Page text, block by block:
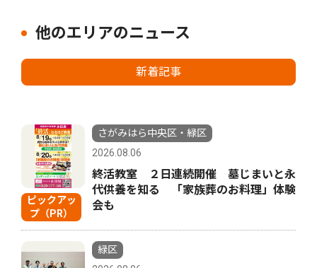
他のエリアのニュース
新着記事
ピックアッ
プ（PR）
さがみはら中央区・緑区
2026.08.06
終活教室 ２日連続開催 墓じまいと永
代供養を知る 「家族葬のお料理」体験
会も
緑区